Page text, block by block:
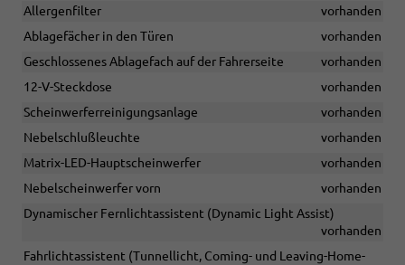
Allergenfilter
vorhanden
Ablagefächer in den Türen
vorhanden
Geschlossenes Ablagefach auf der Fahrerseite
vorhanden
12-V-Steckdose
vorhanden
Scheinwerferreinigungsanlage
vorhanden
Nebelschlußleuchte
vorhanden
Matrix-LED-Hauptscheinwerfer
vorhanden
Nebelscheinwerfer vorn
vorhanden
Dynamischer Fernlichtassistent (Dynamic Light Assist)
vorhanden
Fahrlichtassistent (Tunnellicht, Coming- und Leaving-Home-